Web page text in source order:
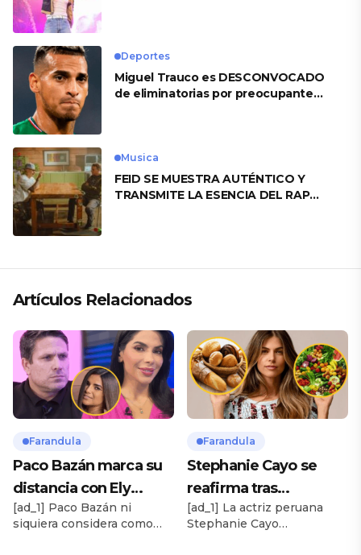
Deportes
Miguel Trauco es DESCONVOCADO
de eliminatorias por preocupante
Musica
FEID SE MUESTRA AUTÉNTICO Y
TRANSMITE LA ESENCIA DEL RAP
Artículos Relacionados
Farandula
Paco Bazán marca su
distancia con Ely
Yutronic tras romance
con Susana Alvarado:
[ad_1] Paco Bazán ni
siquiera considera como
Farandula
Stephanie Cayo se
reafirma tras
polémicos
comentarios sobre los
[ad_1] La actriz peruana
Stephanie Cayo